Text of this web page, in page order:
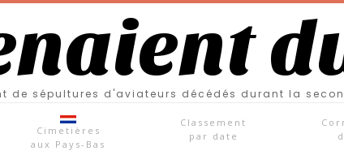
de sépultures d'aviateurs décédés durant la
Cimetières
aux Pays-Bas
Classement
par date